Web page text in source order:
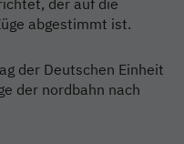
abgestimmt ist.
der Deutschen Einheit
der nordbahn nach